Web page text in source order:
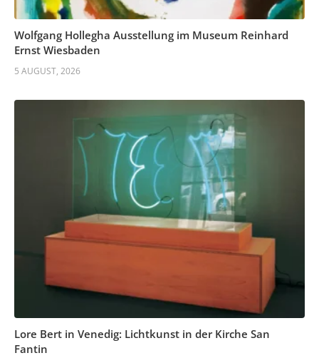
Wolfgang Hollegha Ausstellung im Museum Reinhard
Ernst Wiesbaden
5 AUGUST, 2026
Lore Bert in Venedig: Lichtkunst in der Kirche San
Fantin